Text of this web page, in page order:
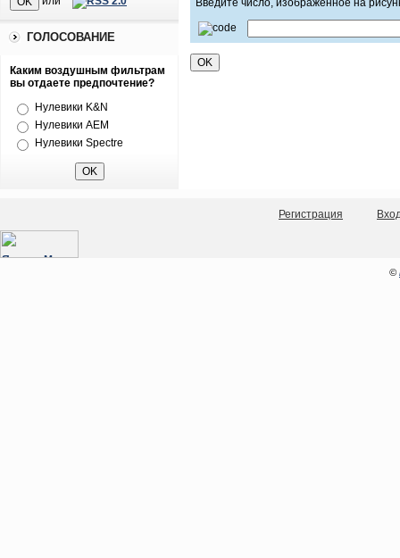
ГОЛОСОВАНИЕ
Каким воздушным фильтрам
вы отдаете предпочтение?
Нулевики K&N
Нулевики AEM
Нулевики Spectre
Введите число, изображенное на
Регистрация
©